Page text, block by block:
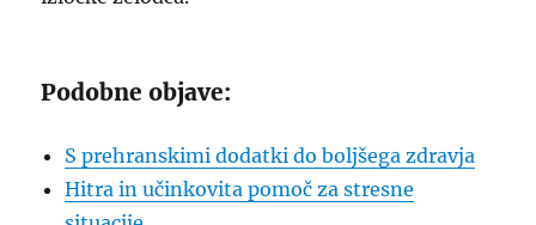
Podobne objave:
S prehranskimi dodatki do boljšega zdravja
Hitra in učinkovita pomoč za stresne